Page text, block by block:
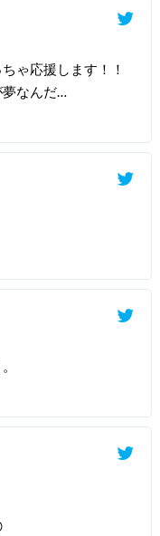
ゃ応援します！！
なんだ…